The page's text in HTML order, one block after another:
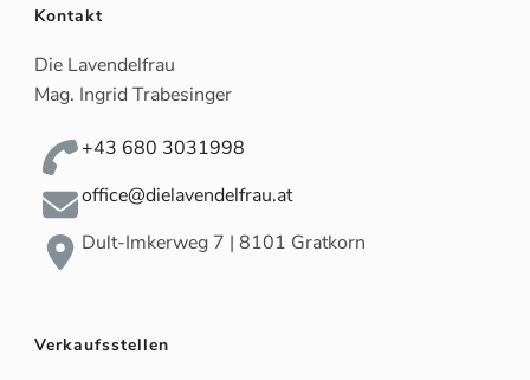
Kontakt
Die Lavendelfrau
Mag. Ingrid Trabesinger
+43 680 3031998
office@dielavendelfrau.at
Dult-Imkerweg 7 | 8101 Gratkorn
Verkaufsstellen